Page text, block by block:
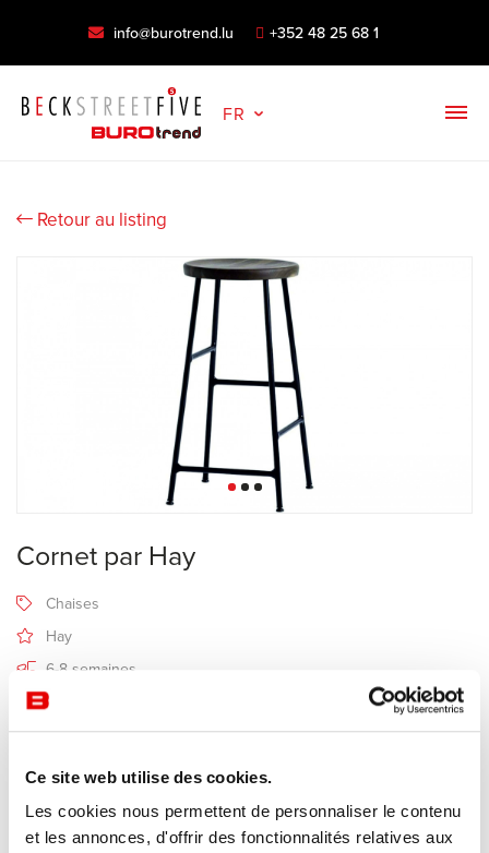
Ce site web utilise des cookies.
Les cookies nous permettent de personnaliser le contenu
et les annonces, d'offrir des fonctionnalités relatives aux
info@burotrend.lu +352 48 25 68 1
FR
Retour au listing
Cornet par Hay
Chaises
Hay
6-8 semaines
Description